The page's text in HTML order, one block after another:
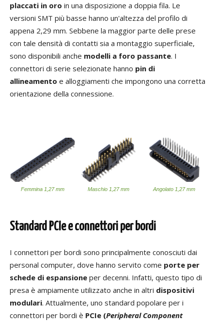
placcati in oro in una disposizione a doppia fila. Le
versioni SMT più basse hanno un'altezza del profilo di
appena 2,29 mm. Sebbene la maggior parte delle prese
con tale densità di contatti sia a montaggio superficiale,
sono disponibili anche modelli a foro passante. I
connettori di serie selezionate hanno pin di
allineamento e alloggiamenti che impongono una corretta
orientazione della connessione.
Femmina 1,27 mm Maschio 1,27 mm Angolato 1,27 mm
Standard PCIe e connettori per bordi
I connettori per bordi sono principalmente conosciuti dai
personal computer, dove hanno servito come porte per
schede di espansione per decenni. Infatti, questo tipo di
presa è ampiamente utilizzato anche in altri dispositivi
modulari. Attualmente, uno standard popolare per i
connettori per bordi è PCIe (Peripheral Component